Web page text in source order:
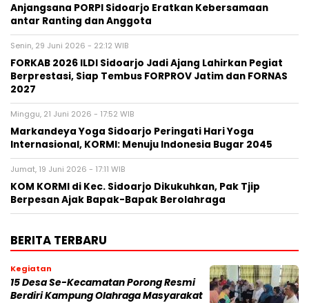
Anjangsana PORPI Sidoarjo Eratkan Kebersamaan
antar Ranting dan Anggota
Senin, 29 Juni 2026 - 22:12 WIB
FORKAB 2026 ILDI Sidoarjo Jadi Ajang Lahirkan Pegiat
Berprestasi, Siap Tembus FORPROV Jatim dan FORNAS
2027
Minggu, 21 Juni 2026 - 17:52 WIB
Markandeya Yoga Sidoarjo Peringati Hari Yoga
Internasional, KORMI: Menuju Indonesia Bugar 2045
Jumat, 19 Juni 2026 - 17:11 WIB
KOM KORMI di Kec. Sidoarjo Dikukuhkan, Pak Tjip
Berpesan Ajak Bapak-Bapak Berolahraga
BERITA TERBARU
Kegiatan
15 Desa Se-Kecamatan Porong Resmi
Berdiri Kampung Olahraga Masyarakat